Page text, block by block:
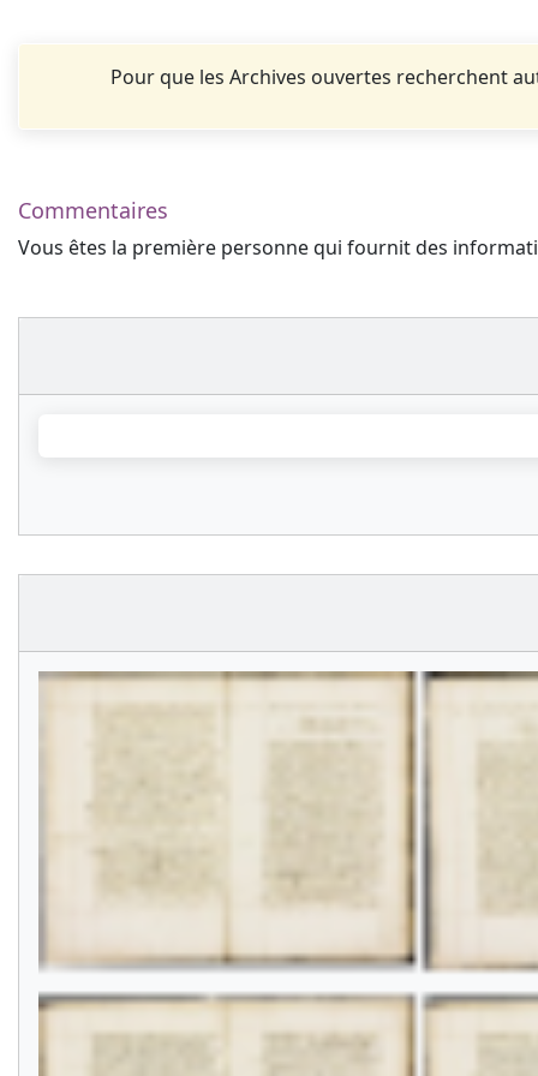
Pour que les Archives ouvertes recherchent
Commentaires
Vous êtes la première personne qui fournit des